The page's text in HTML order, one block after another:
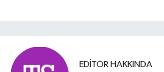
EDITÖR HAKKINDA